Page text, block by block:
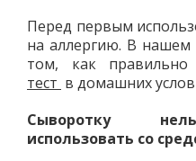
Перед первым
на аллергию. В нашем
том, как правильно
тест в домашних
Cыворотку
использовать со